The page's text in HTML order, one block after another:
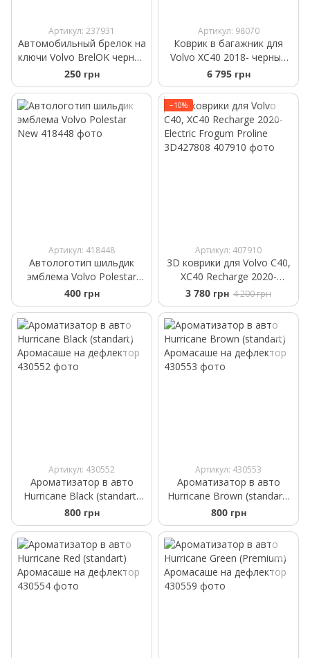
Артикул: 237931
Автомобильный брелок на
ключи Volvo BrelOK черная
замша
250 грн
Артикул: 98070
Коврик в багажник для
Volvo XC40 2018- черный
WeatherTech 401175
6 795 грн
Артикул: 418448
Автологотип шильдик
эмблема Volvo Polestar
New
400 грн
−10%
Артикул: 407910
3D коврики для Volvo C40,
XC40 Recharge 2020-
Electric Frogum Proline
3D427808
3 780 грн 4 200 грн
Артикул: 430552
Ароматизатор в авто
Hurricane Black (standart)
Аромасаше на дефлектор
800 грн
Артикул: 430553
Ароматизатор в авто
Hurricane Brown (standart)
Аромасаше на дефлектор
800 грн